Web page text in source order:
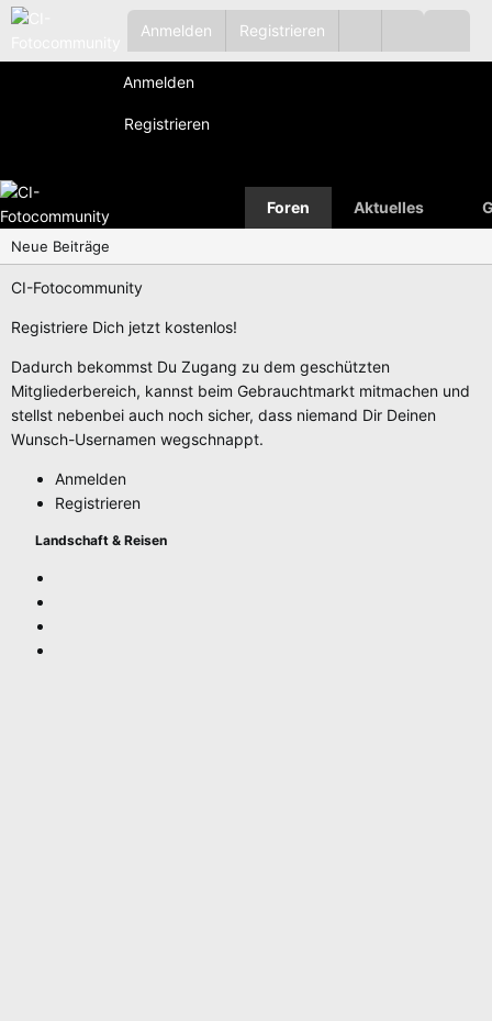
Anmelden Registrieren
Anmelden
Registrieren
Foren Aktuelles
Neue Beiträge
CI-Fotocommunity
Registriere Dich jetzt kostenlos!
Dadurch bekommst Du Zugang zu dem geschützten
Mitgliederbereich, kannst beim Gebrauchtmarkt mitmachen und
stellst nebenbei auch noch sicher, dass niemand Dir Deinen
Wunsch-Usernamen wegschnappt.
Anmelden
Registrieren
Landschaft & Reisen